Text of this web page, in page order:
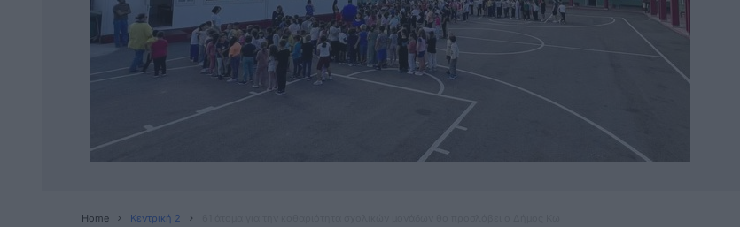
Home Κεντρική 2